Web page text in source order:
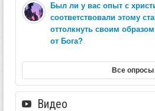
Был ли у вас опыт с
соответствовали этому
оттолкнуть своим
от Бога?
Все опросы
Видео